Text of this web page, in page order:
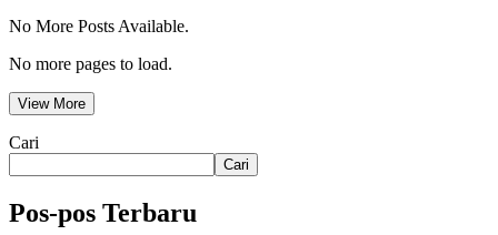
No More Posts Available.
No more pages to load.
View More
Cari
Cari
Pos-pos Terbaru